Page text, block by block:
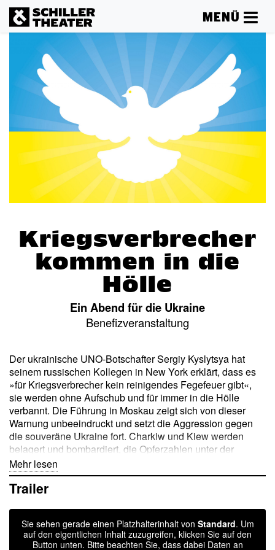
MENÜ
Kriegsverbrecher
kommen in die
Hölle
Ein Abend für die Ukraine
Benefizveranstaltung
Der ukrainische UNO-Botschafter Sergiy Kyslytsya hat
seinem russischen Kollegen in New York erklärt, dass es
»für Kriegsverbrecher kein reinigendes Fegefeuer gibt«,
sie werden ohne Aufschub und für immer in die Hölle
verbannt. Die Führung in Moskau zeigt sich von dieser
Warnung unbeeindruckt und setzt die Aggression gegen
die souveräne Ukraine fort. Charkiw und Kiew werden
belagert und bombardiert, die Opferzahlen unter der
Zivilbevölkerung steigen. Mehr als eine halbe Million
Frauen, Alte und Kinder sind auf der Flucht.
ukrainischer, deutscher und russischer Autoren, auch das
Lyra-Quartett der Thüringer Symphoniker tritt auf.
Gemeinsam für ein friedliches Leben und gegen den
Mehr lesen
Trailer
Sie sehen gerade einen Platzhalterinhalt von Standard. Um
auf den eigentlichen Inhalt zuzugreifen, klicken Sie auf den
Button unten. Bitte beachten Sie, dass dabei Daten an